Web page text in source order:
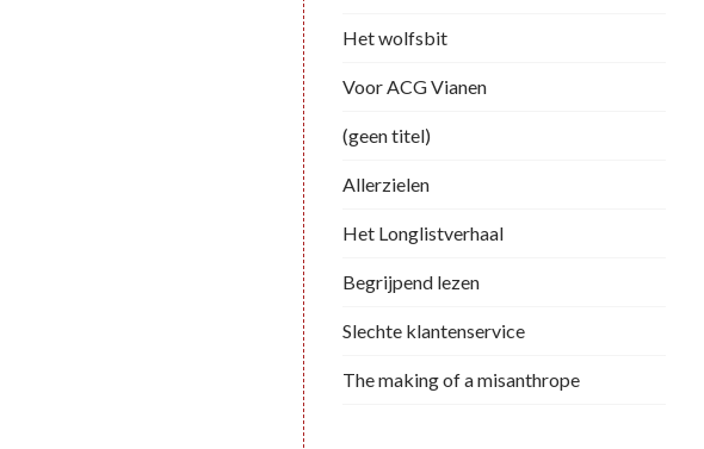
Het wolfsbit
Voor ACG Vianen
(geen titel)
Allerzielen
Het Longlistverhaal
Begrijpend lezen
Slechte klantenservice
The making of a misanthrope